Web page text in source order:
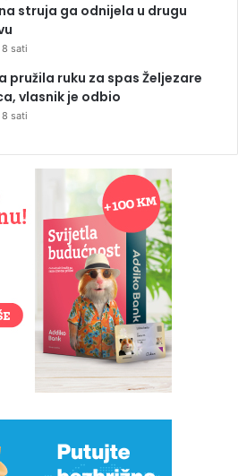
struja ga odnijela u drugu
sati
pružila ruku za spas Željezare
vlasnik je odbio
sati